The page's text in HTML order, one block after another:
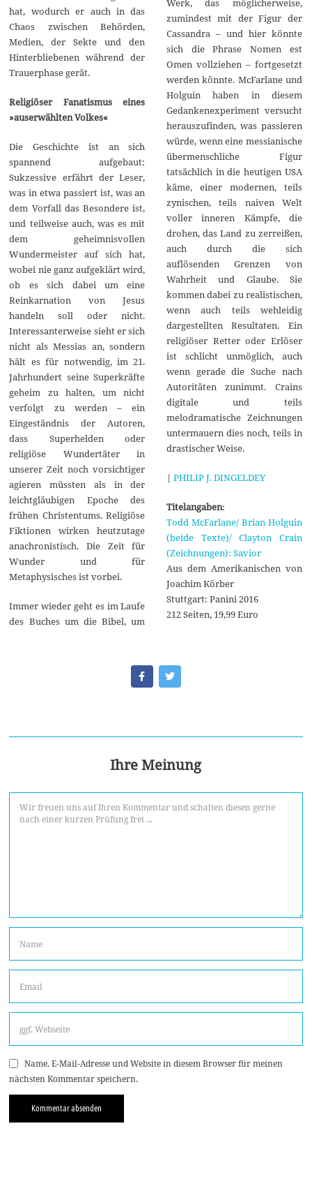
hat, wodurch er auch in das
Chaos zwischen Behörden,
Medien, der Sekte und den
Hinterbliebenen während der
Trauerphase gerät.
Religiöser Fanatismus eines
»auserwählten Volkes«
Die Geschichte ist an sich
spannend aufgebaut:
Sukzessive erfährt der Leser,
was in etwa passiert ist, was an
dem Vorfall das Besondere ist,
und teilweise auch, was es mit
dem geheimnisvollen
Wundermeister auf sich hat,
wobei nie ganz aufgeklärt wird,
ob es sich dabei um eine
Reinkarnation von Jesus
handeln soll oder nicht.
Interessanterweise sieht er sich
nicht als Messias an, sondern
hält es für notwendig, im 21.
Jahrhundert seine Superkräfte
geheim zu halten, um nicht
verfolgt zu werden – ein
Eingeständnis der Autoren,
dass Superhelden oder
religiöse Wundertäter in
unserer Zeit noch vorsichtiger
agieren müssten als in der
leichtgläubigen Epoche des
frühen Christentums. Religiöse
Fiktionen wirken heutzutage
anachronistisch. Die Zeit für
Wunder und für
Metaphysisches ist vorbei.
Immer wieder geht es im Laufe
des Buches um die Bibel, um
zumindest mit der Figur der
Cassandra – und hier könnte
sich die Phrase Nomen est
Omen vollziehen – fortgesetzt
werden könnte. McFarlane und
Holguin haben in diesem
Gedankenexperiment versucht
herauszufinden, was passieren
würde, wenn eine messianische
übermenschliche Figur
tatsächlich in die heutigen USA
käme, einer modernen, teils
zynischen, teils naiven Welt
voller inneren Kämpfe, die
drohen, das Land zu zerreißen,
auch durch die sich
auflösenden Grenzen von
Wahrheit und Glaube. Sie
kommen dabei zu realistischen,
wenn auch teils wehleidig
dargestellten Resultaten. Ein
religiöser Retter oder Erlöser
ist schlicht unmöglich, auch
wenn gerade die Suche nach
Autoritäten zunimmt. Crains
digitale und teils
melodramatische Zeichnungen
untermauern dies noch, teils in
drastischer Weise.
| PHILIP J. DINGELDEY
Titelangaben:
Todd McFarlane/ Brian Holguin
(beide Texte)/ Clayton Crain
(Zeichnungen): Savior
Aus dem Amerikanischen von
Joachim Körber
Stuttgart: Panini 2016
212 Seiten, 19,99 Euro
Ihre Meinung
Name, E-Mail-Adresse und Website in diesem Browser für meinen
nächsten Kommentar speichern.